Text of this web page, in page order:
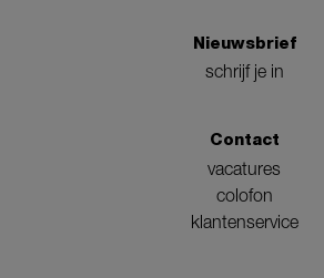
Nieuwsbrief
schrijf je in
Contact
vacatures
colofon
klantenservice